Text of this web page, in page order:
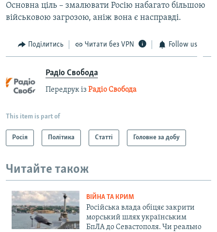
Основна ціль – змалювати Росію набагато більшою
військовою загрозою, аніж вона є насправді.
Поділитись Читати без VPN Follow us
Радіо Свобода
Передрук із Радіо Свобода
This item is part of
Росія Політика Статті Головне за добу
Читайте також
ВІЙНА ТА КРИМ
Російська влада обіцяє закрити
морський шлях українським
БпЛА до Севастополя. Чи реально